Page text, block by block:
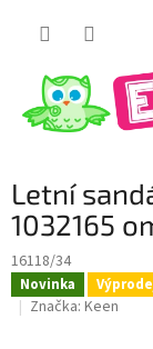
Letní
1032165
16118/34
Novinka
Značka: Keen